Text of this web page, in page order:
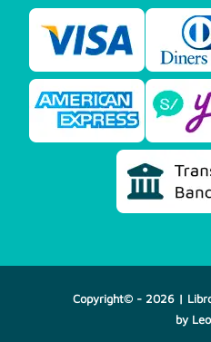
Copyright© - 2026 |
by